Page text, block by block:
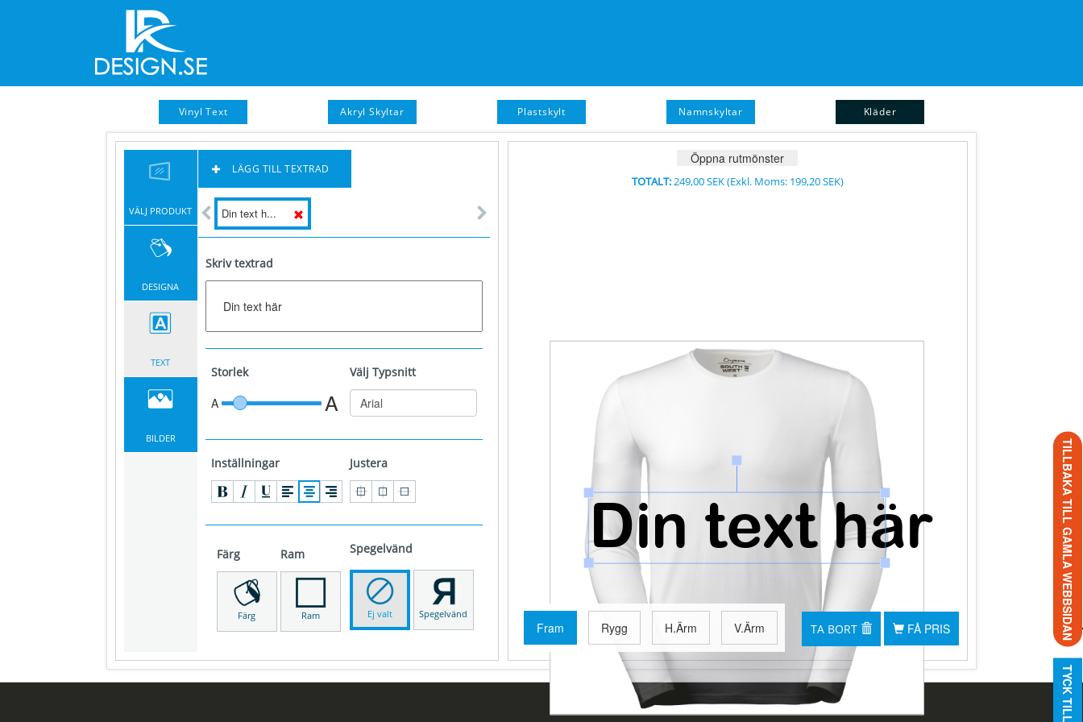
Vinyl Text Akryl Skyltar Plastskylt Namnskyltar Kläder
TA BORT FÅ PRIS
Öppna rutmönster
TOTALT:249,00 SEK(Exkl. Moms: 199,20 SEK)
Fram Rygg H.Ärm V.Ärm
VÄLJ PRODUKT
DESIGNA
TEXT
BILDER
LÄGG TILL TEXTRAD
Din text h...
Skriv textrad
Storlek
A A
Välj Typsnitt
Inställningar Justera
Färg
Färg
Ram
Ram
Spegelvänd
Ej valt Spegelvänd TILLBAKA TILL GAMLA WEBBSIDAN
TYCK TILL